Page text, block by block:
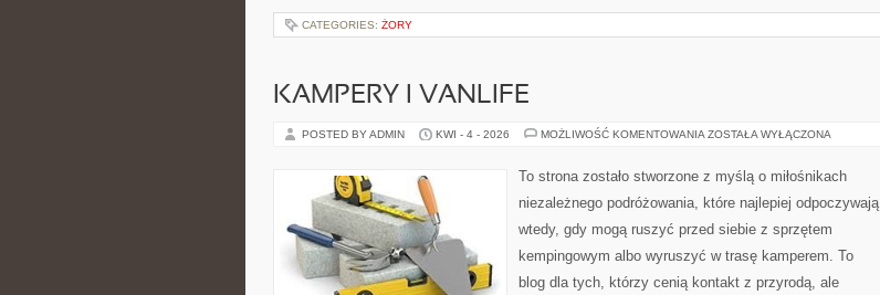
CATEGORIES: ŻORY
KAMPERY I VANLIFE
POSTED BY ADMIN KWI - 4 - 2026 MOŻLIWOŚĆ KOMENTOWANIA KAMPERY
ZOSTAŁA WYŁĄCZONA
To strona zostało stworzone z myślą o miłośnikach
niezależnego podróżowania, które najlepiej odpoczywają
wtedy, gdy mogą ruszyć przed siebie z sprzętem
kempingowym albo wyruszyć w trasę kamperem. To
blog dla tych, którzy cenią kontakt z przyrodą, ale